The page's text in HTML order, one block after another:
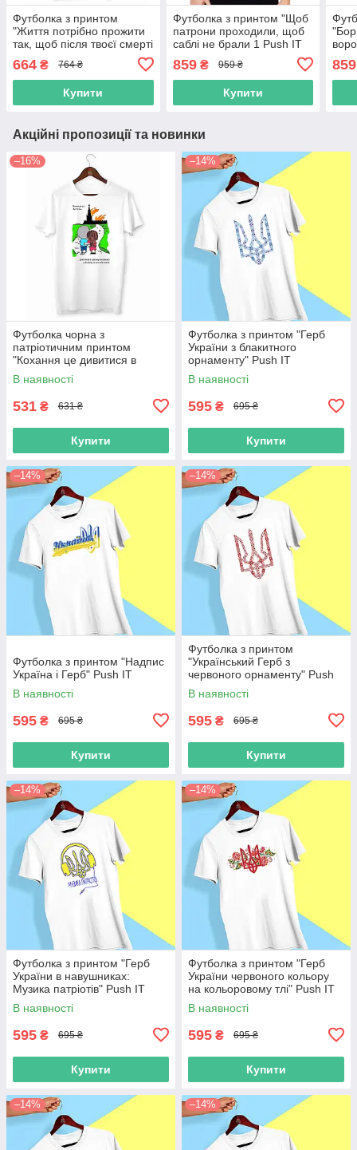
Футболка з принтом
"Життя потрібно прожити
так, щоб після твоєї смерті
москіли боялися тебе..."
Push IT
664 ₴ 764 ₴
Купити
Футболка з принтом "Щоб
патрони проходили, щоб
саблі не брали 1 Push IT
859₴ 959 ₴
Купити
859
Акційні пропозиції та новинки
–16%
Футболка чорна з
патріотичним принтом
"Кохання це дивитися в
одному напрямку" Push IT
В наявності
531 ₴ 631 ₴
Купити
–14%
Футболка з принтом "Герб
України з блакитного
орнаменту" Push IT
В наявності
595 ₴ 695 ₴
Купити
–14%
Футболка з принтом "Надпис
Україна і Герб" Push IT
В наявності
595 ₴ 695 ₴
Купити
–14%
Футболка з принтом
"Український Герб з
червоного орнаменту" Push
IT
В наявності
595 ₴ 695 ₴
Купити
–14%
Футболка з принтом "Герб
України в навушниках:
Музика патріотів" Push IT
В наявності
595 ₴ 695 ₴
Купити
–14%
Футболка з принтом "Герб
України червоного кольору
на кольоровому тлі" Push IT
В наявності
595 ₴ 695 ₴
Купити
–14% –14%